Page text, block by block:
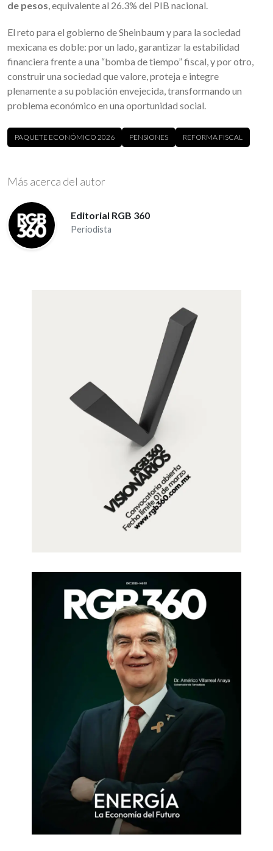
de pesos, equivalente al 26.3% del PIB nacional.
El reto para el gobierno de Sheinbaum y para la sociedad
mexicana es doble: por un lado, garantizar la estabilidad
financiera frente a una “bomba de tiempo” fiscal, y por otro,
construir una sociedad que valore, proteja e integre
plenamente a su población envejecida, transformando un
problema económico en una oportunidad social.
PAQUETE ECONÓMICO 2026 PENSIONES REFORMA FISCAL
Más acerca del autor
Editorial RGB 360
Periodista